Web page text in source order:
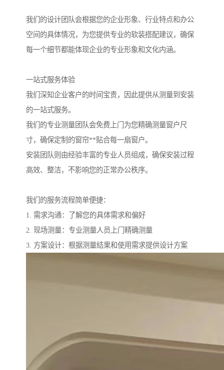
我们的设计团队会根据您的企业形象、行业特点和办公
空间的具体情况，为您提供专业的软装搭配建议，确保
每一个细节都能体现企业的专业形象和文化内涵。
一站式服务体验
我们深知企业客户的时间宝贵，因此提供从测量到安装
的一站式服务。
我们的专业测量团队会免费上门为您精确测量窗户尺
寸，确保定制的窗帘**贴合每一扇窗户。
安装团队则由经验丰富的专业人员组成，确保安装过程
高效、整洁，不影响您的正常办公秩序。
我们的服务流程简单便捷：
1. 需求沟通：了解您的具体需求和偏好
2. 现场测量：专业测量人员上门精确测量
3. 方案设计：根据测量结果和使用需求提供设计方案